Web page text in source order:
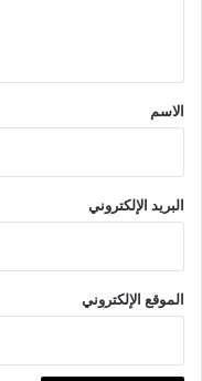
*
الاسم
البريد الإلكتروني
الموقع الإلكتروني